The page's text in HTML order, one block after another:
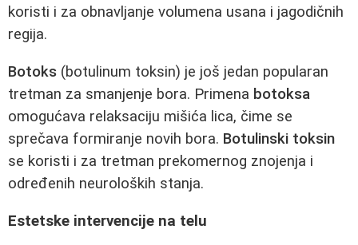
koristi i za obnavljanje volumena usana i jagodičnih
regija.
Botoks (botulinum toksin) je još jedan popularan
tretman za smanjenje bora. Primena botoksa
omogućava relaksaciju mišića lica, čime se
sprečava formiranje novih bora. Botulinski toksin
se koristi i za tretman prekomernog znojenja i
određenih neuroloških stanja.
Estetske intervencije na telu